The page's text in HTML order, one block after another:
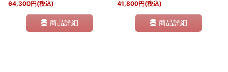
64,300円(税込)
商品詳細
41,800円(税込)
商品詳細